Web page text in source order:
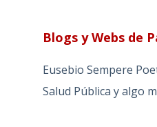
Blogs y Webs de
Eusebio Sempere
Salud Pública y algo